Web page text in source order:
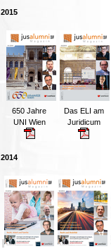
2015
650 Jahre
UNI Wien
Das ELI am
Juridicum
2014